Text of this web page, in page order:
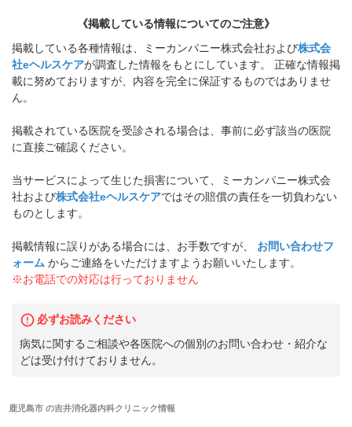
《掲載している情報についてのご注意》
掲載している各種情報は、ミーカンパニー株式会社および株式会
社eヘルスケアが調査した情報をもとにしています。 正確な情報掲
載に努めておりますが、内容を完全に保証するものではありませ
ん。
掲載されている医院を受診される場合は、事前に必ず該当の医院
に直接ご確認ください。
当サービスによって生じた損害について、ミーカンパニー株式会
社および株式会社eヘルスケアではその賠償の責任を一切負わない
ものとします。
掲載情報に誤りがある場合には、お手数ですが、
お問い合わせフ
ォーム からご連絡をいただけますようお願いいたします。
※お電話での対応は行っておりません
必ずお読みください
病気に関するご相談や各医院への個別のお問い合わせ・紹介な
どは受け付けておりません。
鹿児島市の吉井消化器内科クリニック情報